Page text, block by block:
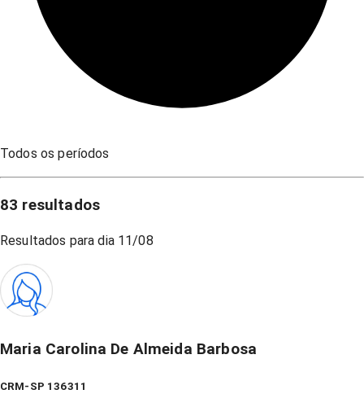
Todos os períodos
83 resultados
Resultados para dia 11/08
Maria Carolina De Almeida Barbosa
CRM-SP 136311